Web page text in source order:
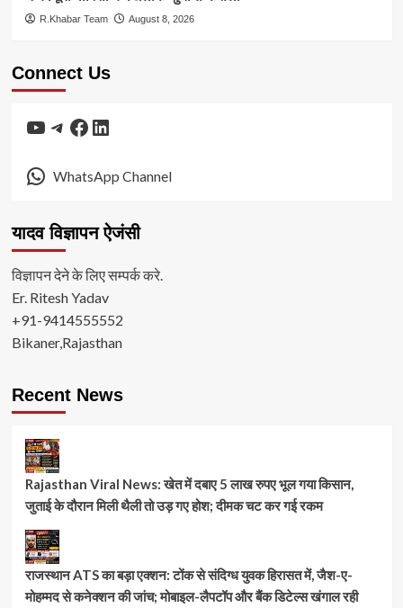
R.Khabar Team August 8, 2026
Connect Us
YouTube
Telegram
Facebook
LinkedIn
WhatsApp Channel
यादव विज्ञापन ऐजंसी
विज्ञापन देने के लिए सम्पर्क करे.
Er. Ritesh Yadav
+91-9414555552
Bikaner,Rajasthan
Recent News
Rajasthan Viral News: खेत में दबाए 5 लाख रुपए भूल गया किसान,
जुताई के दौरान मिली थैली तो उड़ गए होश; दीमक चट कर गई रकम
राजस्थान ATS का बड़ा एक्शन: टोंक से संदिग्ध युवक हिरासत में, जैश-ए-
मोहम्मद से कनेक्शन की जांच; मोबाइल-लैपटॉप और बैंक डिटेल्स खंगाल रही